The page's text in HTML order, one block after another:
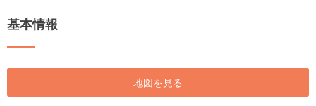
基本情報
地図を見る